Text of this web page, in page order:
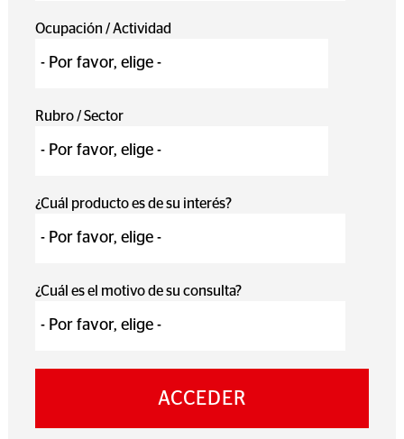
Ocupación / Actividad
Rubro / Sector
¿Cuál producto es de su interés?
¿Cuál es el motivo de su consulta?